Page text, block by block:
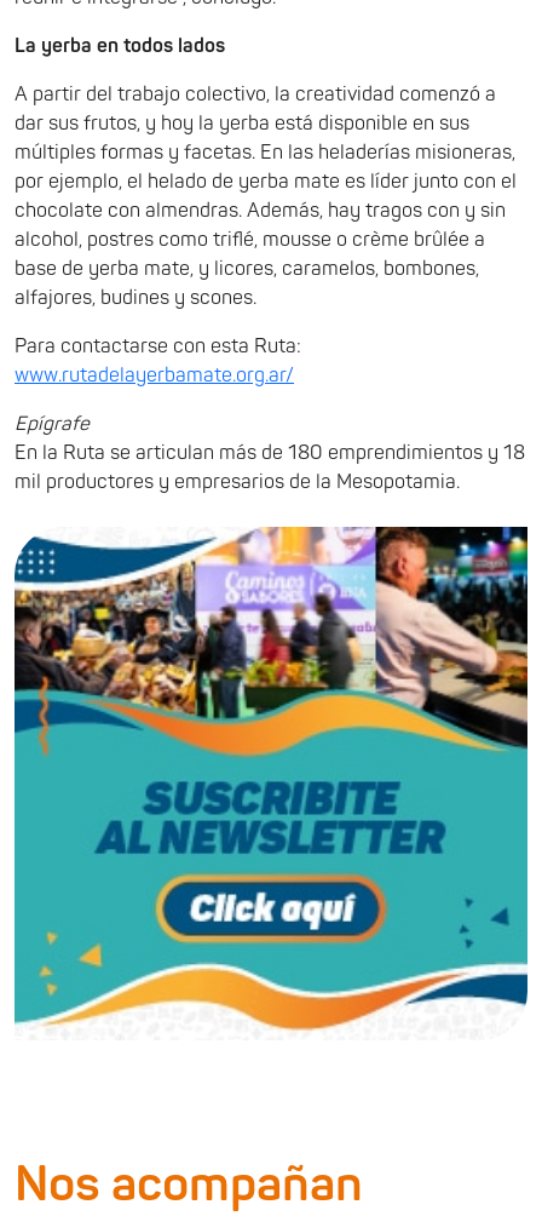
La yerba en todos lados
A partir del trabajo colectivo, la creatividad comenzó a
dar sus frutos, y hoy la yerba está disponible en sus
múltiples formas y facetas. En las heladerías misioneras,
por ejemplo, el helado de yerba mate es líder junto con el
chocolate con almendras. Además, hay tragos con y sin
alcohol, postres como triflé, mousse o crème brûlée a
base de yerba mate, y licores, caramelos, bombones,
alfajores, budines y scones.
Para contactarse con esta Ruta:
www.rutadelayerbamate.org.ar/
Epígrafe
En la Ruta se articulan más de 180 emprendimientos y 18
mil productores y empresarios de la Mesopotamia.
Nos acompañan